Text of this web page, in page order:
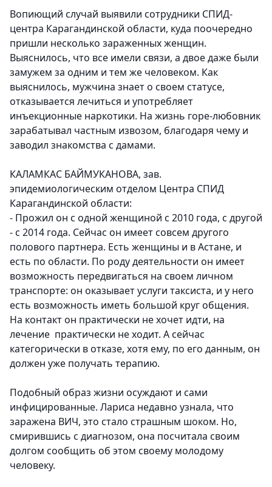
Вопиющий случай выявили сотрудники СПИД-
центра Карагандинской области, куда поочередно
пришли несколько зараженных женщин.
Выяснилось, что все имели связи, а двое даже были
замужем за одним и тем же человеком. Как
выяснилось, мужчина знает о своем статусе,
отказывается лечиться и употребляет
инъекционные наркотики. На жизнь горе-любовник
зарабатывал частным извозом, благодаря чему и
заводил знакомства с дамами.
КАЛАМКАС БАЙМУКАНОВА, зав.
эпидемиологическим отделом Центра СПИД
Карагандинской области:
- Прожил он с одной женщиной с 2010 года, с другой
- с 2014 года. Сейчас он имеет совсем другого
полового партнера. Есть женщины и в Астане, и
есть по области. По роду деятельности он имеет
возможность передвигаться на своем личном
транспорте: он оказывает услуги таксиста, и у него
есть возможность иметь большой круг общения.
На контакт он практически не хочет идти, на
лечение практически не ходит. А сейчас
категорически в отказе, хотя ему, по его данным, он
должен уже получать терапию.
Подобный образ жизни осуждают и сами
инфицированные. Лариса недавно узнала, что
заражена ВИЧ, это стало страшным шоком. Но,
смирившись с диагнозом, она посчитала своим
долгом сообщить об этом своему молодому
человеку.